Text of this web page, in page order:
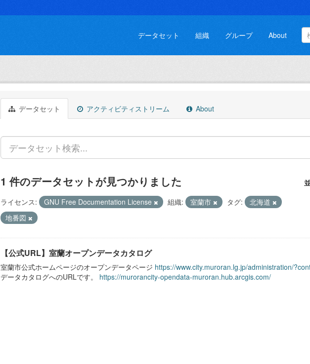
データセット 組織 グループ About
データセット アクティビティストリーム About
1 件のデータセットが見つかりました
ライセンス: GNU Free Documentation License 組織: 室蘭市 タグ:
北海道
地番図
【公式URL】室蘭オープンデータカタログ
室蘭市公式ホームページのオープンデータページ https://www.city.muroran.lg.jp/administration/
データカタログへのURLです。 https://murorancity-opendata-muroran.hub.arcgis.com/